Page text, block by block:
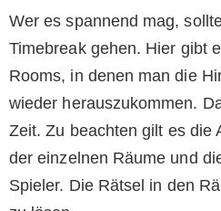
Wer es spannend mag,
Timebreak gehen. Hier gibt
Rooms, in denen man die
wieder herauszukommen.
Zeit. Zu beachten gilt es die
der einzelnen Räume und
Spieler. Die Rätsel in den